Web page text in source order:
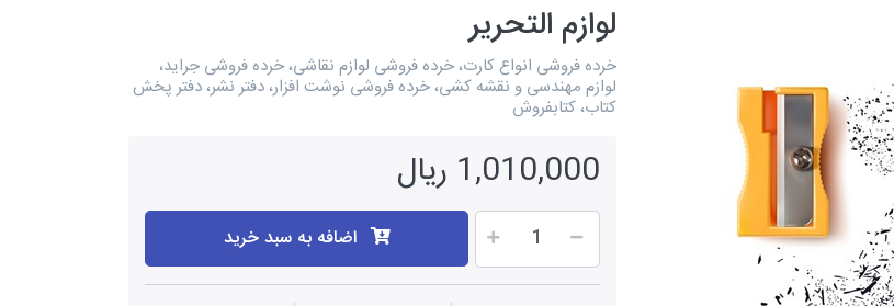
لوازم التحریر
خرده فروشی انواع کارت، خرده فروشی لوازم نقاشی، خرده فروشی جراید،
لوازم مهندسی و نقشه کشی، خرده فروشی نوشت افزار، دفتر نشر، دفتر پخش
کتاب، کتابفروش
1,010,000 ریال
اضافه به سبد خرید